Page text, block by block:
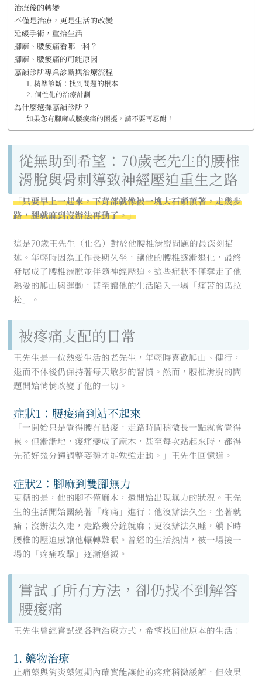
治療後的轉變
不僅是治療，更是生活的改變
延緩手術，重拾生活
腳麻、腰痠痛看哪一科？
腳麻、腰痠痛的可能原因
嘉韻診所專業診斷與治療流程
1. 精準診斷：找到問題的根本
2. 個性化的治療計劃
為什麼選擇嘉韻診所？
如果您有腳麻或腰痠痛的困擾，請不要再忍耐！
從無助到希望：70歲老先生的腰椎
滑脫與骨刺導致神經壓迫重生之路
「只要早上一起來，下背部就像被一塊大石頭頂著，走幾步
路，腿就麻到沒辦法再動了。」
這是70歲王先生（化名）對於他腰椎滑脫問題的最深刻描
述。年輕時因為工作長期久坐，讓他的腰椎逐漸退化，最終
發展成了腰椎滑脫並伴隨神經壓迫。這些症狀不僅奪走了他
熱愛的爬山與運動，甚至讓他的生活陷入一場「痛苦的馬拉
松」。
被疼痛支配的日常
王先生是一位熱愛生活的老先生，年輕時喜歡爬山、健行，
退而不休後仍保持著每天散步的習慣。然而，腰椎滑脫的問
題開始悄悄改變了他的一切。
症狀1：腰痠痛到站不起來
「一開始只是覺得腰有點痠，走路時間稍微長一點就會覺得
累。但漸漸地，痠痛變成了麻木，甚至每次站起來時，都得
先花好幾分鐘調整姿勢才能勉強走動。」王先生回憶道。
症狀2：腳麻到雙腳無力
更糟的是，他的腳不僅麻木，還開始出現無力的狀況。王先
生的生活開始圍繞著「疼痛」進行：他沒辦法久坐，坐著就
痛；沒辦法久走，走路幾分鐘就麻；更沒辦法久睡，躺下時
腰椎的壓迫感讓他輾轉難眠。曾經的生活熱情，被一場接一
場的「疼痛攻擊」逐漸磨滅。
嘗試了所有方法，卻仍找不到解答
腰痠痛
王先生曾經嘗試過各種治療方式，希望找回他原本的生活：
1. 藥物治療
止痛藥與消炎藥短期內確實能讓他的疼痛稍微緩解，但效果